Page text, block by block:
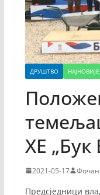
ДРУШТВО НАЈНОВИЈЕ
ХЕ „Бук
2021-05-17
Предсједници